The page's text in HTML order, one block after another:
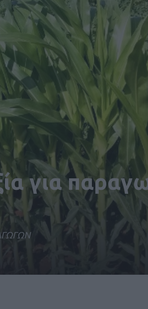
ΑΓΩΝ
για